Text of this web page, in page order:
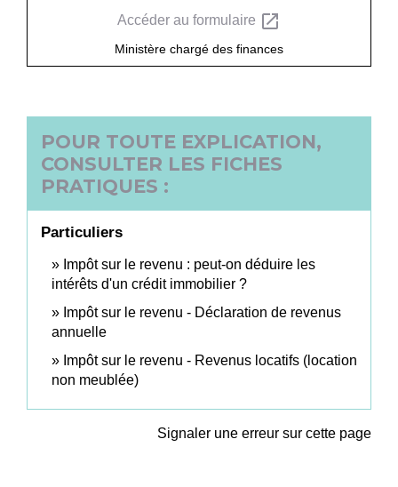
Accéder au formulaire open_in_new
Ministère chargé des finances
POUR TOUTE EXPLICATION,
CONSULTER LES FICHES
PRATIQUES :
Particuliers
Impôt sur le revenu : peut-on déduire les
intérêts d'un crédit immobilier ?
Impôt sur le revenu - Déclaration de revenus
annuelle
Impôt sur le revenu - Revenus locatifs (location
non meublée)
Signaler une erreur sur cette page